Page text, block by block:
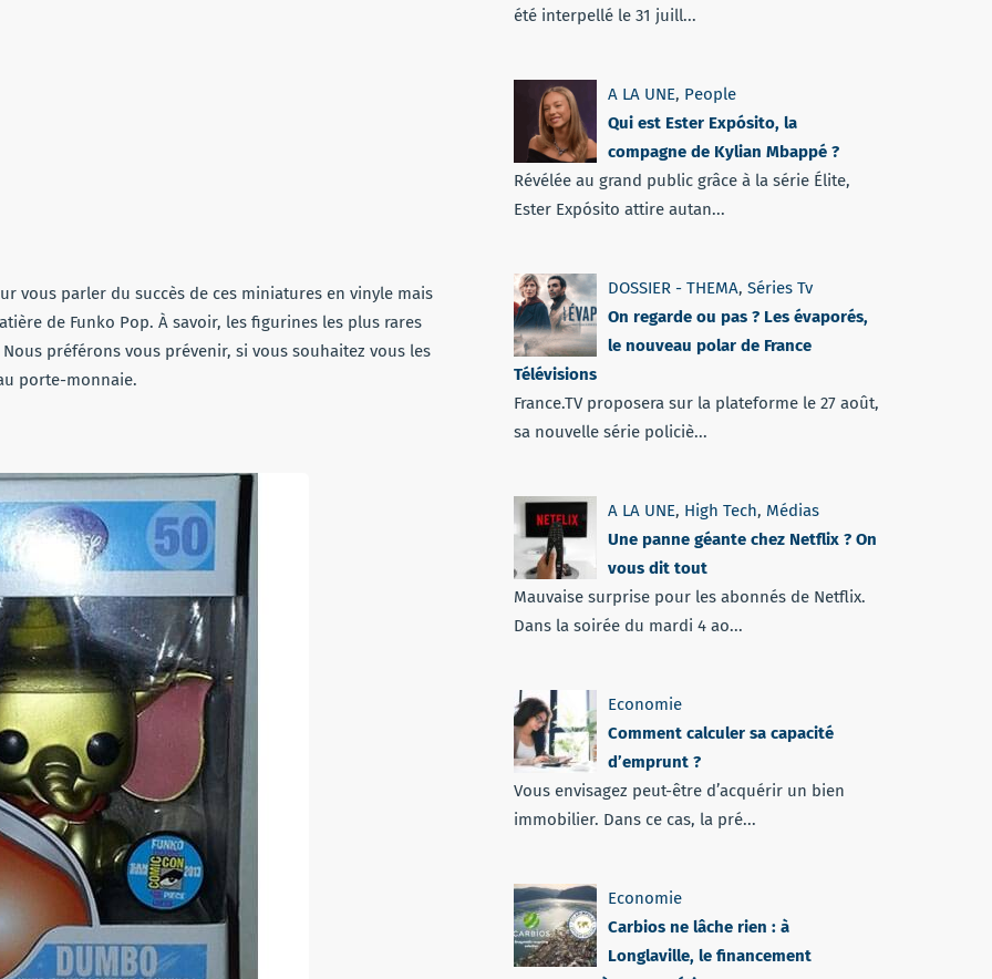
vous parler du succès de ces miniatures en vinyle mais
de Funko Pop. À savoir, les figurines les plus rares
préférons vous prévenir, si vous souhaitez vous les
porte-monnaie.
été interpellé le 31 juill...
A LA UNE, People
Qui est Ester Expósito, la
compagne de Kylian Mbappé ?
Révélée au grand public grâce à la série Élite,
Ester Expósito attire autan...
DOSSIER - THEMA, Séries Tv
On regarde ou pas ? Les évaporés,
le nouveau polar de France
Télévisions
France.TV proposera sur la plateforme le 27 août,
sa nouvelle série policiè...
A LA UNE, High Tech, Médias
Une panne géante chez Netflix ? On
vous dit tout
Mauvaise surprise pour les abonnés de Netflix.
Dans la soirée du mardi 4 ao...
Economie
Comment calculer sa capacité
d’emprunt ?
Vous envisagez peut-être d’acquérir un bien
immobilier. Dans ce cas, la pré...
Economie
Carbios ne lâche rien : à
Longlaville, le financement